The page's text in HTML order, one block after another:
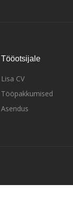
Tööotsijale
Lisa CV
Tööpakkumised
Asendus